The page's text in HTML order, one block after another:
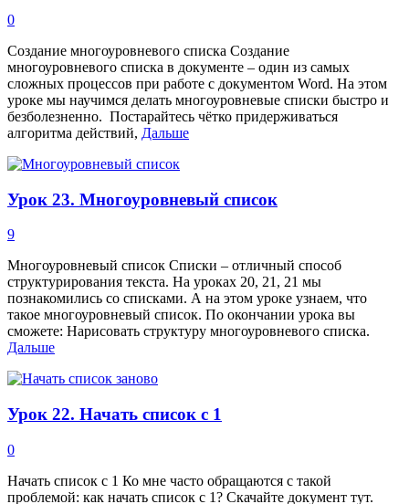
0
Создание многоуровневого списка Создание
многоуровневого списка в документе – один из самых
сложных процессов при работе с документом Word. На этом
уроке мы научимся делать многоуровневые списки быстро и
безболезненно. Постарайтесь чётко придерживаться
алгоритма действий, Дальше
Урок 23. Многоуровневый список
9
Многоуровневый список Списки – отличный способ
структурирования текста. На уроках 20, 21, 21 мы
познакомились со списками. А на этом уроке узнаем, что
такое многоуровневый список. По окончании урока вы
сможете: Нарисовать структуру многоуровневого списка.
Дальше
Урок 22. Начать список с 1
0
Начать список с 1 Ко мне часто обращаются с такой
проблемой: как начать список с 1? Скачайте документ тут.